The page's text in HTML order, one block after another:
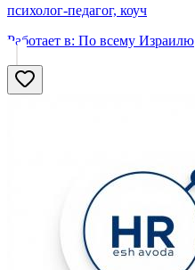
психолог-педагог, коуч
Работает в: По всему Израилю